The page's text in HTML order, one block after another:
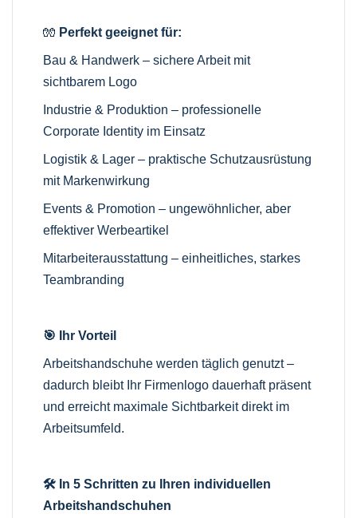
🧤 Perfekt geeignet für:
Bau & Handwerk – sichere Arbeit mit
sichtbarem Logo
Industrie & Produktion – professionelle
Corporate Identity im Einsatz
Logistik & Lager – praktische Schutzausrüstung
mit Markenwirkung
Events & Promotion – ungewöhnlicher, aber
effektiver Werbeartikel
Mitarbeiterausstattung – einheitliches, starkes
Teambranding
🎯 Ihr Vorteil
Arbeitshandschuhe werden täglich genutzt –
dadurch bleibt Ihr Firmenlogo dauerhaft präsent
und erreicht maximale Sichtbarkeit direkt im
Arbeitsumfeld.
🛠️ In 5 Schritten zu Ihren individuellen
Arbeitshandschuhen